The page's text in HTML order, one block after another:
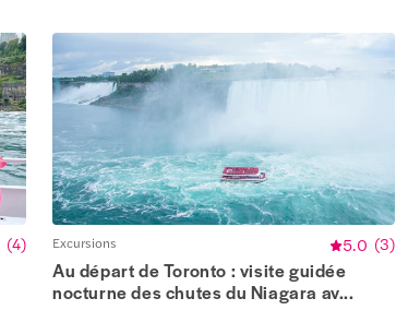
(4) Excursions 5.0 (3)
Au départ de Toronto : visite guidée
nocturne des chutes du Niagara av...